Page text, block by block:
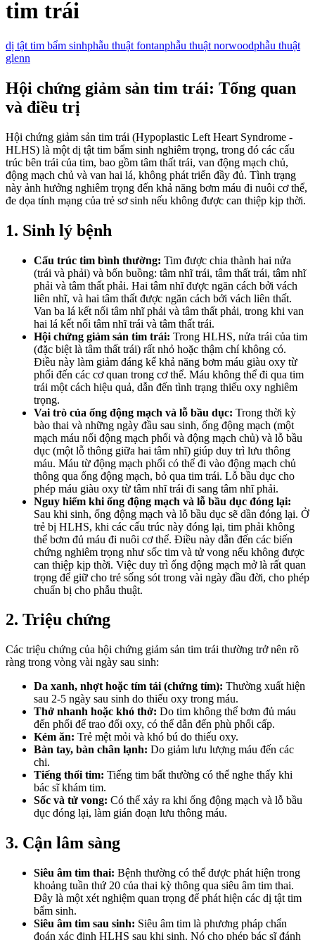
tim trái
dị tật tim bẩm sinhphẫu thuật fontanphẫu thuật norwoodphẫu thuật
glenn
Hội chứng giảm sản tim trái: Tổng quan
và điều trị
Hội chứng giảm sản tim trái (Hypoplastic Left Heart Syndrome -
HLHS) là một dị tật tim bẩm sinh nghiêm trọng, trong đó các cấu
trúc bên trái của tim, bao gồm tâm thất trái, van động mạch chủ,
động mạch chủ và van hai lá, không phát triển đầy đủ. Tình trạng
này ảnh hưởng nghiêm trọng đến khả năng bơm máu đi nuôi cơ thể,
đe dọa tính mạng của trẻ sơ sinh nếu không được can thiệp kịp thời.
1. Sinh lý bệnh
Cấu trúc tim bình thường: Tim được chia thành hai nửa
(trái và phải) và bốn buồng: tâm nhĩ trái, tâm thất trái, tâm nhĩ
phải và tâm thất phải. Hai tâm nhĩ được ngăn cách bởi vách
liên nhĩ, và hai tâm thất được ngăn cách bởi vách liên thất.
Van ba lá kết nối tâm nhĩ phải và tâm thất phải, trong khi van
hai lá kết nối tâm nhĩ trái và tâm thất trái.
Hội chứng giảm sản tim trái: Trong HLHS, nửa trái của tim
(đặc biệt là tâm thất trái) rất nhỏ hoặc thậm chí không có.
Điều này làm giảm đáng kể khả năng bơm máu giàu oxy từ
phổi đến các cơ quan trong cơ thể. Máu không thể đi qua tim
trái một cách hiệu quả, dẫn đến tình trạng thiếu oxy nghiêm
trọng.
Vai trò của ống động mạch và lỗ bầu dục: Trong thời kỳ
bào thai và những ngày đầu sau sinh, ống động mạch (một
mạch máu nối động mạch phổi và động mạch chủ) và lỗ bầu
dục (một lỗ thông giữa hai tâm nhĩ) giúp duy trì lưu thông
máu. Máu từ động mạch phổi có thể đi vào động mạch chủ
thông qua ống động mạch, bỏ qua tim trái. Lỗ bầu dục cho
phép máu giàu oxy từ tâm nhĩ trái đi sang tâm nhĩ phải.
Nguy hiểm khi ống động mạch và lỗ bầu dục đóng lại:
Sau khi sinh, ống động mạch và lỗ bầu dục sẽ dần đóng lại. Ở
trẻ bị HLHS, khi các cấu trúc này đóng lại, tim phải không
thể bơm đủ máu đi nuôi cơ thể. Điều này dẫn đến các biến
chứng nghiêm trọng như sốc tim và tử vong nếu không được
can thiệp kịp thời. Việc duy trì ống động mạch mở là rất quan
trọng để giữ cho trẻ sống sót trong vài ngày đầu đời, cho phép
chuẩn bị cho phẫu thuật.
2. Triệu chứng
Các triệu chứng của hội chứng giảm sản tim trái thường trở nên rõ
ràng trong vòng vài ngày sau sinh:
Da xanh, nhợt hoặc tím tái (chứng tím): Thường xuất hiện
sau 2-5 ngày sau sinh do thiếu oxy trong máu.
Thở nhanh hoặc khó thở: Do tim không thể bơm đủ máu
đến phổi để trao đổi oxy, có thể dẫn đến phù phổi cấp.
Kém ăn: Trẻ mệt mỏi và khó bú do thiếu oxy.
Bàn tay, bàn chân lạnh: Do giảm lưu lượng máu đến các
chi.
Tiếng thổi tim: Tiếng tim bất thường có thể nghe thấy khi
bác sĩ khám tim.
Sốc và tử vong: Có thể xảy ra khi ống động mạch và lỗ bầu
dục đóng lại, làm gián đoạn lưu thông máu.
3. Cận lâm sàng
Siêu âm tim thai: Bệnh thường có thể được phát hiện trong
khoảng tuần thứ 20 của thai kỳ thông qua siêu âm tim thai.
Đây là một xét nghiệm quan trọng để phát hiện các dị tật tim
bẩm sinh.
Siêu âm tim sau sinh: Siêu âm tim là phương pháp chẩn
đoán xác định HLHS sau khi sinh. Nó cho phép bác sĩ đánh